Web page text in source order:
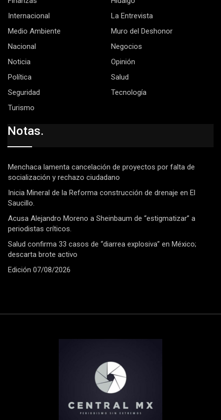
Internacional
La Entrevista
Medio Ambiente
Muro del Deshonor
Nacional
Negocios
Noticia
Opinión
Política
Salud
Seguridad
Tecnología
Turismo
Notas.
Menchaca lamenta cancelación de proyectos por falta de
socialización y rechazo ciudadano
Inicia Mineral de la Reforma construcción de drenaje en El
Saucillo.
Acusa Alejandro Moreno a Sheinbaum de “estigmatizar” a
periodistas críticos.
Salud confirma 33 casos de “diarrea explosiva” en México;
descarta brote activo
Edición 07/08/2026